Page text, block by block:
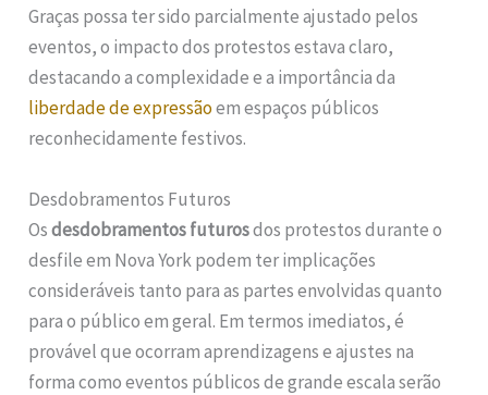
Graças possa ter sido parcialmente ajustado pelos
eventos, o impacto dos protestos estava claro,
destacando a complexidade e a importância da
liberdade de expressãoem espaços públicos
reconhecidamente festivos.
Desdobramentos Futuros
Osdesdobramentos futurosdos protestos durante o
desfile em Nova York podem ter implicações
consideráveis tanto para as partes envolvidas quanto
para o público em geral. Em termos imediatos, é
provável que ocorram aprendizagens e ajustes na
forma como eventos públicos de grande escala serão